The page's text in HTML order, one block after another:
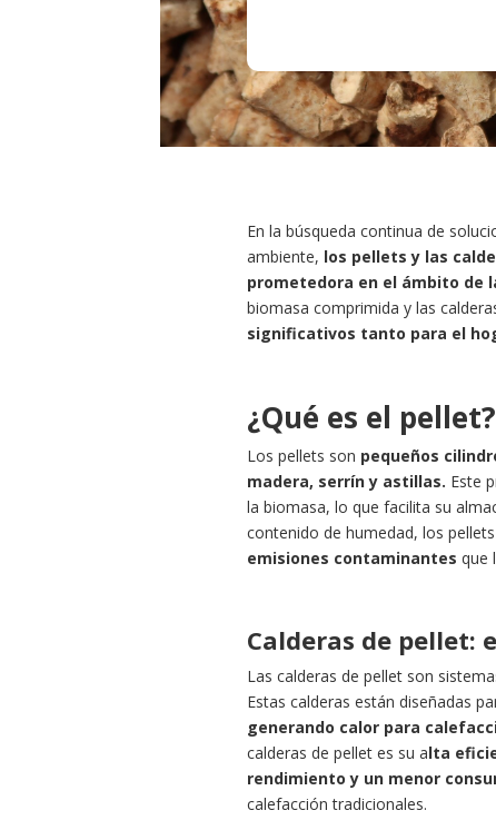
En la búsqueda continua de
ambiente, los pellets y las
prometedora en el ámbito de
biomasa comprimida y las
significativos tanto para el
¿Qué es el pellet?
Los pellets son pequeños
madera, serrín y astillas. Este
la biomasa, lo que facilita su
contenido de humedad, los pellets
emisiones contaminantes que
Calderas de pellet:
Las calderas de pellet son
Estas calderas están diseñadas
generando calor para
calderas de pellet es su alta
rendimiento y un menor
calefacción tradicionales.